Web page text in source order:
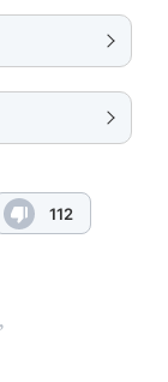
112